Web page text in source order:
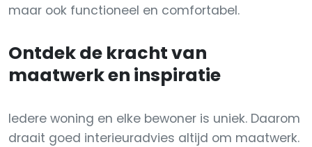
maar ook functioneel en comfortabel.
Ontdek de kracht van
maatwerk en inspiratie
Iedere woning en elke bewoner is uniek. Daarom
draait goed interieuradvies altijd om maatwerk.